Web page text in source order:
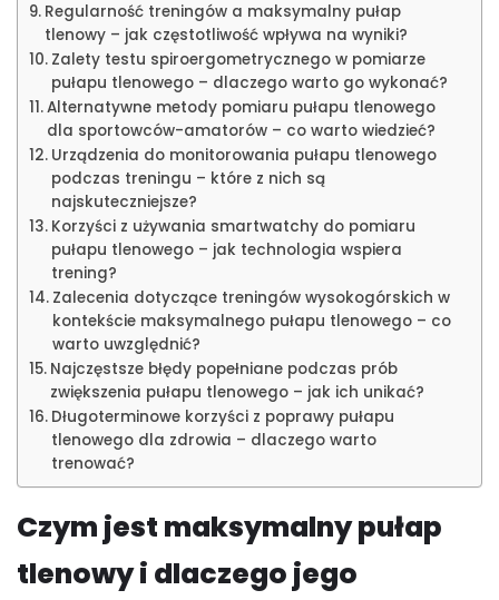
Regularność treningów a maksymalny pułap
tlenowy – jak częstotliwość wpływa na wyniki?
Zalety testu spiroergometrycznego w pomiarze
pułapu tlenowego – dlaczego warto go wykonać?
Alternatywne metody pomiaru pułapu tlenowego
dla sportowców-amatorów – co warto wiedzieć?
Urządzenia do monitorowania pułapu tlenowego
podczas treningu – które z nich są
najskuteczniejsze?
Korzyści z używania smartwatchy do pomiaru
pułapu tlenowego – jak technologia wspiera
trening?
Zalecenia dotyczące treningów wysokogórskich w
kontekście maksymalnego pułapu tlenowego – co
warto uwzględnić?
Najczęstsze błędy popełniane podczas prób
zwiększenia pułapu tlenowego – jak ich unikać?
Długoterminowe korzyści z poprawy pułapu
tlenowego dla zdrowia – dlaczego warto
trenować?
Czym jest maksymalny pułap
tlenowy i dlaczego jego